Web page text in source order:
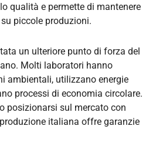
qualità e permette di mantenere
piccole produzioni.
un ulteriore punto di forza del
Molti laboratori hanno
ambientali, utilizzano energie
processi di economia circolare.
posizionarsi sul mercato con
italiana offre garanzie